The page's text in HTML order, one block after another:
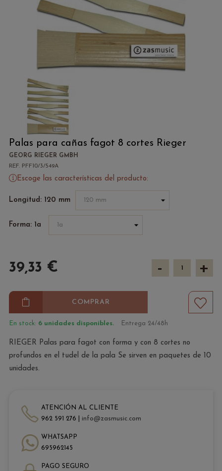
Palas para cañas fagot 8 cortes Rieger
GEORG RIEGER GMBH
REF. PFF10/3/549A
Escoge las características del producto:
Longitud: 120 mm
Forma: 1a
39,33 € - +
COMPRAR
En stock: 6 unidades disponibles. Entrega 24/48h
RIEGER Palas para fagot con forma y con 8 cortes no
profundos en el tudel de la pala Se sirven en paquetes de 10
unidades.
ATENCIÓN AL CLIENTE
962 591 276 | info@zasmusic.com
WHATSAPP
695962145
PAGO SEGURO